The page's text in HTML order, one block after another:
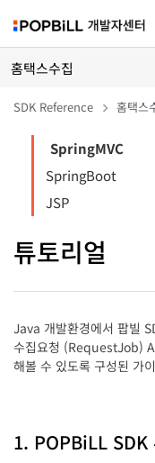
홈택스수집
SDK Reference 홈택스
SpringMVC
SpringBoot
JSP
튜토리얼
Java 개발환경에서 팝빌
수집요청 (RequestJob)
해볼 수 있도록 구성된 가
1. POPBiLL SDK